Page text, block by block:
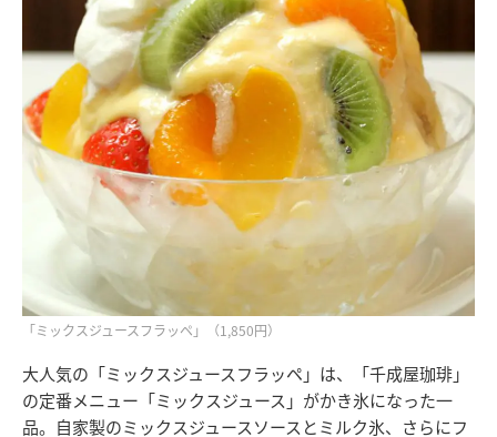
「ミックスジュースフラッペ」（1,850円）
大人気の「ミックスジュースフラッペ」は、「千成屋珈琲」
の定番メニュー「ミックスジュース」がかき氷になった一
品。自家製のミックスジュースソースとミルク氷、さらにフ